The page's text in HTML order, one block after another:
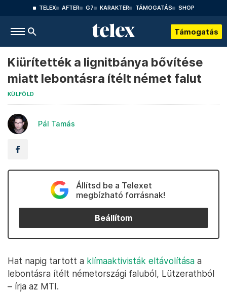
TELEX AFTER G7 KARAKTER TÁMOGATÁS SHOP
Támogatás
Kiürítették a lignitbánya bővítése
miatt lebontásra ítélt német falut
KÜLFÖLD
Pál Tamás
Állítsd be a Telexet
megbízható forrásnak!
Beállítom
Hat napig tartott a klímaaktivisták eltávolítása a
lebontásra ítélt németországi faluból, Lützerathból
– írja az MTI.